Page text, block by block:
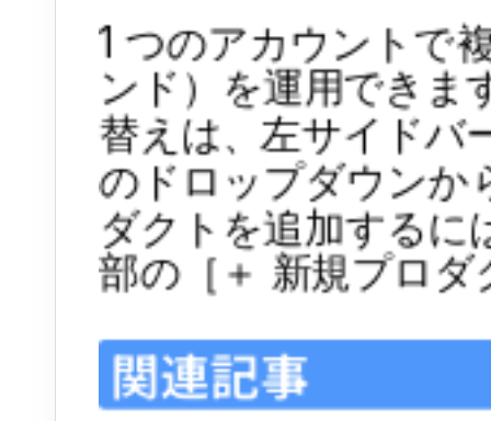
1 つのアカウントで
ンド）を運用できま
替えは、左サイドバ
のドロップダウンか
ダクトを追加するに
部の［＋ 新規プロ
関連記事